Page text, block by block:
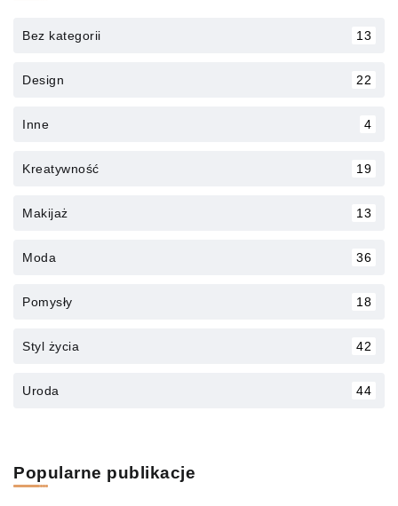
Bez kategorii 13
Design 22
Inne 4
Kreatywność 19
Makijaż 13
Moda 36
Pomysły 18
Styl życia 42
Uroda 44
Popularne publikacje